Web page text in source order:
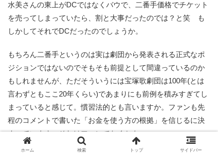
水美さんの東上がDCではなくバウで、二番手価格でチケット
を売ってしまっていたら、割と大事だったのでは？と笑 も
しかしてそれでDCだったのでしょうか。
もちろん二番手というのは実は劇団から発表される正式なポ
ジションではないのでそもそも前提として間違っているのか
もしれませんが、ただそういうには宝塚歌劇団は100年(とは
言わずともここ20年くらい)であまりにも前例を積みすぎてし
まっていると感じて。慣習法的とも言いますか。ファンも先
程のコメントで書いた「お金を使う方の根拠」を信じるに決
まっています、それはファンでなくとも。
ホーム 検索 トップ サイドバー